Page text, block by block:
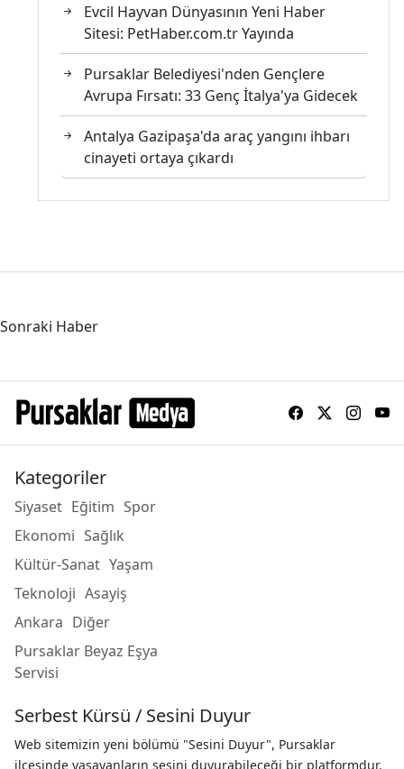
Evcil Hayvan Dünyasının Yeni Haber
Sitesi: PetHaber.com.tr Yayında
Pursaklar Belediyesi'nden Gençlere
Avrupa Fırsatı: 33 Genç İtalya'ya Gidecek
Antalya Gazipaşa'da araç yangını ihbarı
cinayeti ortaya çıkardı
Sonraki Haber
Kategoriler
Siyaset Eğitim Spor
Ekonomi Sağlık
Kültür-Sanat Yaşam
Teknoloji Asayiş
Ankara Diğer
Pursaklar Beyaz Eşya
Servisi
Serbest Kürsü / Sesini Duyur
Web sitemizin yeni bölümü "Sesini Duyur", Pursaklar
ilçesinde yaşayanların sesini duyurabileceği bir platformdur.